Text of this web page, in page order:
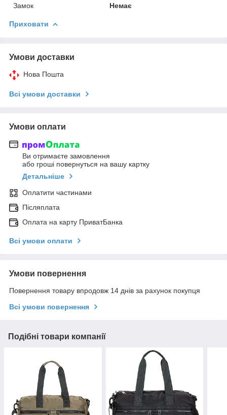
Замок
Немає
Приховати
Умови доставки
Нова Пошта
Всі умови доставки
Умови оплати
Ви отримаєте замовлення
або гроші повернуться на вашу картку
Детальніше
Оплатити частинами
Післяплата
Оплата на карту ПриватБанка
Всі умови оплати
Умови повернення
Повернення товару впродовж 14 днів за рахунок покупця
Всі умови повернення
Подібні товари компанії